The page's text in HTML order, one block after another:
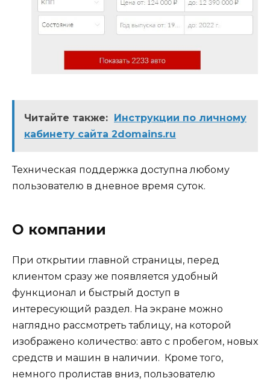
Читайте также: Инструкции по личному
кабинету сайта 2domains.ru
Техническая поддержка доступна любому
пользователю в дневное время суток.
О компании
При открытии главной страницы, перед
клиентом сразу же появляется удобный
функционал и быстрый доступ в
интересующий раздел. На экране можно
наглядно рассмотреть таблицу, на которой
изображено количество: авто с пробегом, новых
средств и машин в наличии. Кроме того,
немного пролистав вниз, пользователю